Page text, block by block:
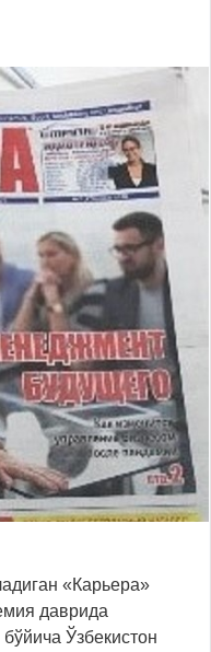
«Карьера»
даврида
Ўзбекистон